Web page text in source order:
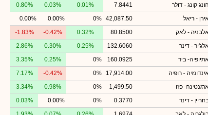
הונג קונג - דולר 7.8441
0.01%
0.03%
0.80%
- ריאל 42,087.50
0%
0.00%
0.00%
- לאק 80.8500
0.32%
-0.42%
-1.83%
- דינר 132.6060
0.25%
0.30%
2.86%
ביר 160.0925
0%
0.25%
3.35%
- רופיה 17,914.00
0%
-0.42%
7.17%
פזו 1,499.50
0%
0.98%
3.34%
- דינר 0.3770
0%
0.00%
0.03%